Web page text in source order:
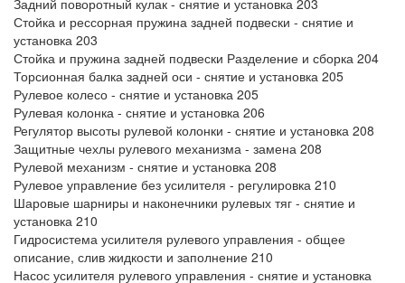
Задний поворотный кулак - снятие и установка 203
Стойка и рессорная пружина задней подвески - снятие и
установка 203
Стойка и пружина задней подвески Разделение и сборка 204
Торсионная балка задней оси - снятие и установка 205
Рулевое колесо - снятие и установка 205
Рулевая колонка - снятие и установка 206
Регулятор высоты рулевой колонки - снятие и установка 208
Защитные чехлы рулевого механизма - замена 208
Рулевой механизм - снятие и установка 208
Рулевое управление без усилителя - регулировка 210
Шаровые шарниры и наконечники рулевых тяг - снятие и
установка 210
Гидросистема усилителя рулевого управления - общее
описание, слив жидкости и заполнение 210
Насос усилителя рулевого управления - снятие и установка